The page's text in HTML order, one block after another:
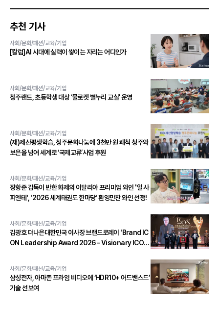
추천 기사
사회/문화/패션/교육/기업
[칼럼]AI 시대에 실력이 쌓이는 자리는 어디인가
사회/문화/패션/교육/기업
청주랜드, 초등학생 대상 ‘물로켓 별누리 교실’ 운영
사회/문화/패션/교육/기업
(재)제산평생학습, 청주문화나눔에 3천만 원 쾌척 청주와
보은을 넘어 세계로 ‘국제교류’사업 후원
사회/문화/패션/교육/기업
장항준 감독이 반한 화제의 이탈리아 프리미엄 와인 '일 사
피엔테', '2026 세계태권도 한마당' 환영만찬 와인 선정!
사회/문화/패션/교육/기업
김광호 더나은대한민국 이사장 브랜드로레이 'Brand IC
ON Leadership Award 2026 – Visionary ICON'
사회/문화/패션/교육/기업
삼성전자, 아마존 프라임 비디오에 ‘HDR10+ 어드밴스드’
기술 선보여